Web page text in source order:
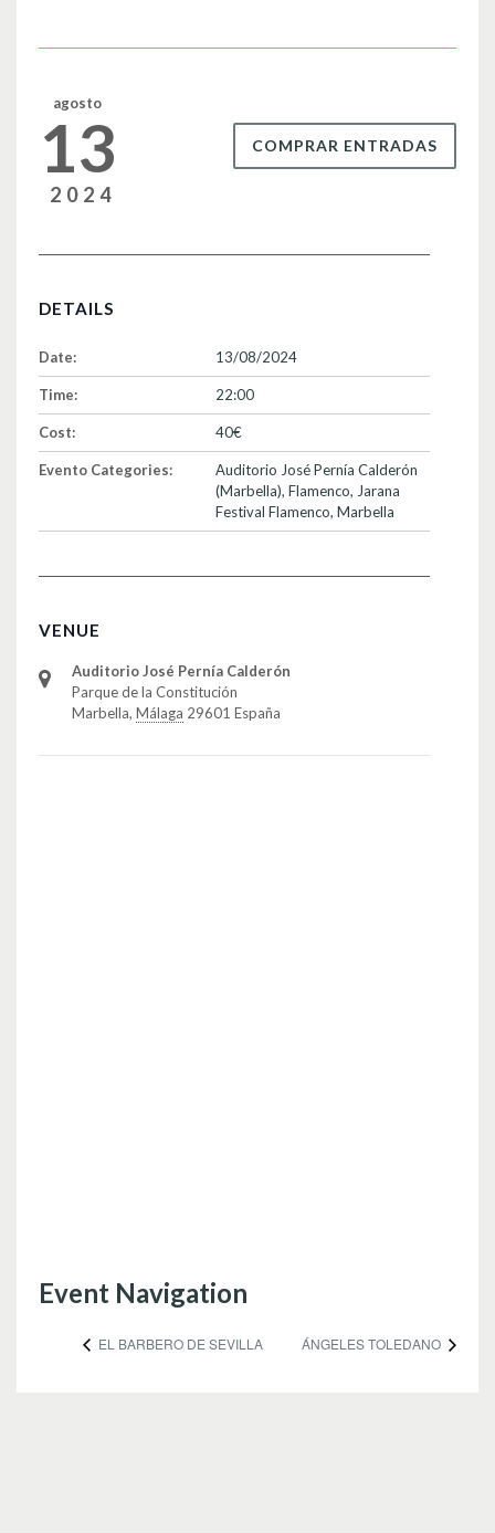
o
k
agosto
13
2024
COMPRAR ENTRADAS
DETAILS
Date: 13/08/2024
Time: 22:00
Cost: 40€
Evento Categories:
Auditorio José Pernía Calderón
(Marbella), Flamenco, Jarana
Festival Flamenco, Marbella
VENUE
Auditorio José Pernía Calderón
Parque de la Constitución
Marbella, Málaga 29601 España
Event Navigation
EL BARBERO DE SEVILLA ÁNGELES TOLEDANO